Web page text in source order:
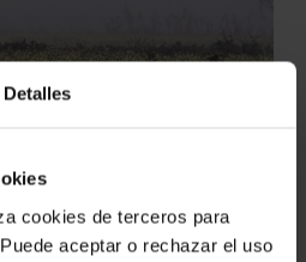
Detalles
cookies de terceros para
aceptar o rechazar el uso